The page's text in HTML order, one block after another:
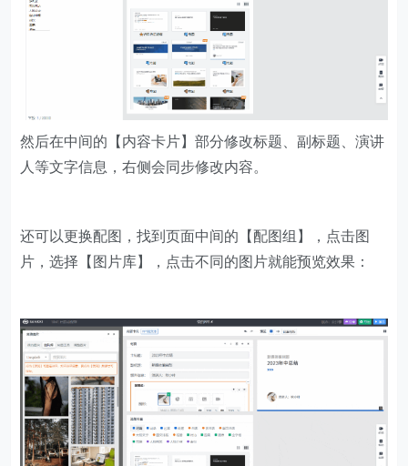
然后在中间的【内容卡片】部分修改标题、副标题、演讲
人等文字信息，右侧会同步修改内容。
还可以更换配图，找到页面中间的【配图组】，点击图
片，选择【图片库】，点击不同的图片就能预览效果：